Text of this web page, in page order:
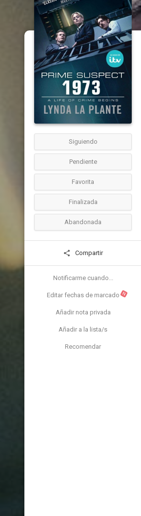
Siguiendo
Pendiente
Favorita
Finalizada
Abandonada
Compartir
Notificarme cuando...
Editar fechas de marcado N
Añadir nota privada
Añadir a la lista/s
Recomendar